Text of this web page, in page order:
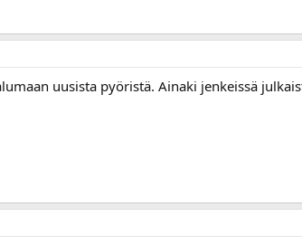
uusista pyöristä. Ainaki jenkeissä